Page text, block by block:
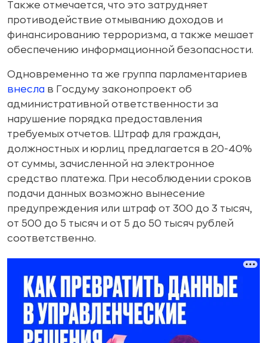
Также отмечается, что это затрудняет
противодействие отмыванию доходов и
финансированию терроризма, а также мешает
обеспечению информационной безопасности.
Одновременно та же группа парламентариев
внесла в Госдуму законопроект об
административной ответственности за
нарушение порядка предоставления
требуемых отчетов. Штраф для граждан,
должностных и юрлиц предлагается в 20-40%
от суммы, зачисленной на электронное
средство платежа. При несоблюдении сроков
подачи данных возможно вынесение
предупреждения или штраф от 300 до 3 тысяч,
от 500 до 5 тысяч и от 5 до 50 тысяч рублей
соответственно.